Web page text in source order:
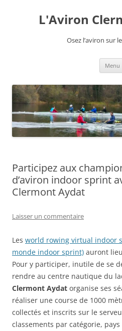
L'Aviron
Osez l’aviron sur
Menu
Participez aux
d’aviron indoor sprint
Clermont Aydat
Laisser un commentaire
Les world rowing virtual indoor
monde indoor sprint) auront
Pour y participer, inutile de se
rendre au centre nautique du
Clermont Aydat organise ses
réaliser une course de 1000
collectés et inscrits sur le
classements par catégorie,